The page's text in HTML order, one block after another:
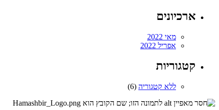
ארכיונים
מאי 2022
אפריל 2022
קטגוריות
ללא קטגוריה (6)